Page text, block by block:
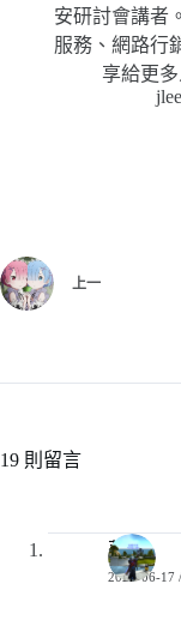
安研討會講者
服務、網路行
享給更
上一
19 則留言
落葉
2020-06-17